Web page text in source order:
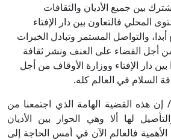
بين جميع الأديان والثقافات
المحلي فالتعاون بين دار الإفتاء
والتواصل المستمر وتبادل الخبرات
من أجل القضاء على العنف ونشر ثقافة
بين دار الإفتاء ووزارة الأوقاف من أجل
السلام في العالم كله.
إن هذه القضية الهامة الذي اجتمعنا من
لها ألا وهي الحوار بين الأديان
فالعالم الآن في أمس الحاجة إلى